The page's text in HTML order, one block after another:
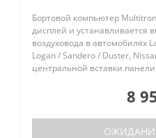
Бортовой компьютер
дисплей и устанавливается
воздуховода в автомобилях
Logan / Sandero / Duster,
центральной вставки
8